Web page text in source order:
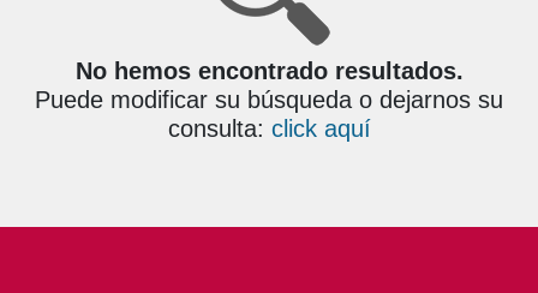
No hemos encontrado resultados.
Puede modificar su búsqueda o dejarnos su
consulta: click aquí